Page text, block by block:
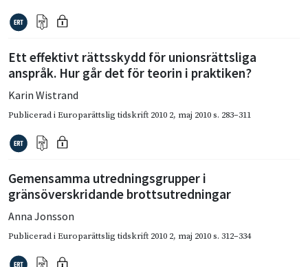
Ett effektivt rättsskydd för unionsrättsliga
anspråk. Hur går det för teorin i praktiken?
Karin Wistrand
Publicerad iEuroparättslig tidskrift 2010 2, maj 2010s. 283–311
Gemensamma utredningsgrupper i
gränsöverskridande brottsutredningar
Anna Jonsson
Publicerad iEuroparättslig tidskrift 2010 2, maj 2010s. 312–334